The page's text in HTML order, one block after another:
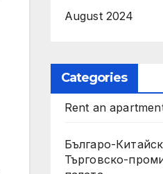
August 2024
Categories
Rent an
Българо-
Търговско-